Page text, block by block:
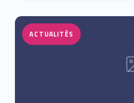
ACTUALITÉS